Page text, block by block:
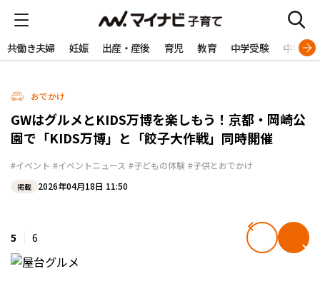
共働き夫婦 妊娠 出産・産後 育児 教育 中学受験 中学生
おでかけ
GWはグルメとKIDS万博を楽しもう！京都・岡崎公
園で「KIDS万博」と「餃子大作戦」同時開催
#イベント #イベントニュース #子どもの体験 #子供とおでかけ
掲載 2026年04月18日 11:50
5 6